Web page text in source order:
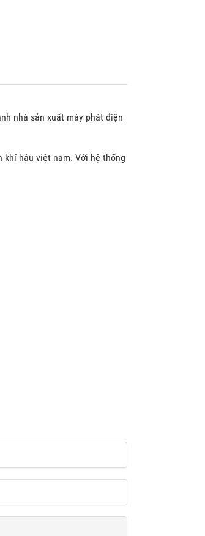
nhà sản xuất máy phát điện
hậu việt nam. Với hệ thống